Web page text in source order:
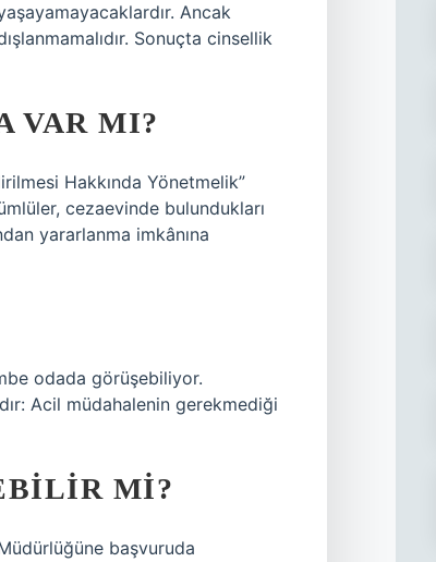
Ancak
Sonuçta cinsellik
VAR MI?
Hakkında Yönetmelik”
cezaevinde bulundukları
yararlanma imkânına
odada görüşebiliyor.
Acil müdahalenin gerekmediği
MI?
başvuruda